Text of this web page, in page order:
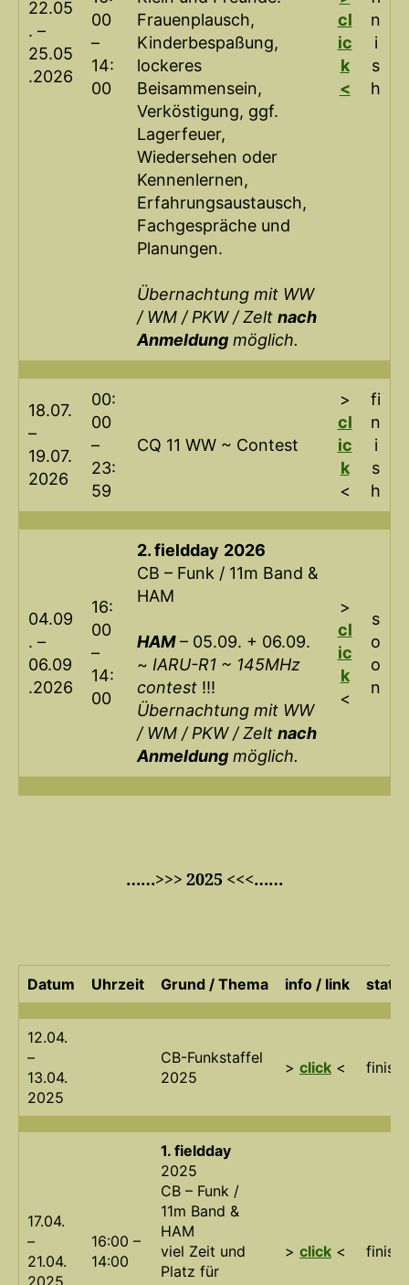
22.05
. –
25.05
.2026
00
–
14:
00
Frauenplausch,
Kinderbespaßung,
lockeres
Beisammensein,
Verköstigung, ggf.
Lagerfeuer,
Wiedersehen oder
Kennenlernen,
Erfahrungsaustausch,
Fachgespräche und
Planungen.
Übernachtung mit WW
/ WM / PKW / Zelt nach
Anmeldung möglich.
cl
ic
k
<
n
i
s
h
18.07.
–
19.07.
2026
00:
00
–
23:
59
CQ 11 WW ~ Contest
>
cl
ic
k
<
fi
n
i
s
h
04.09
. –
06.09
.2026
16:
00
–
14:
00
2. fieldday 2026
CB – Funk / 11m Band &
HAM
HAM– 05.09. + 06.09.
~ IARU-R1 ~ 145MHz
contest !!!
Übernachtung mit WW
/ WM / PKW / Zelt nach
Anmeldung möglich.
>
cl
ic
k
<
s
o
o
n
……>>> 2025 <<<……
Datum Uhrzeit Grund / Thema info / link
12.04.
–
13.04.
2025
CB-Funkstaffel
2025
> click < finish
17.04.
–
21.04.
2025
16:00 –
14:00
1. fieldday
2025
CB – Funk /
11m Band &
HAM
viel Zeit und
Platz für
> click < finish